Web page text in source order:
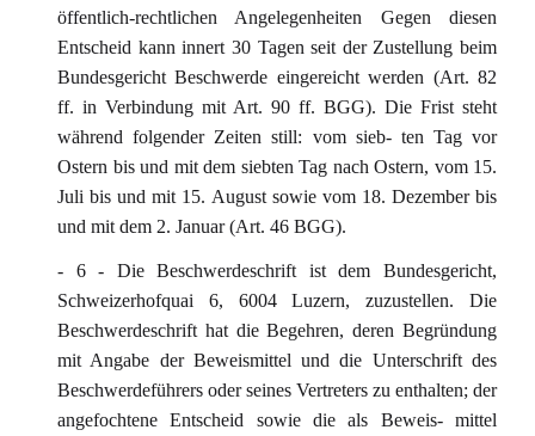
öffentlich-rechtlichen Angelegenheiten Gegen diesen
Entscheid kann innert 30 Tagen seit der Zustellung beim
Bundesgericht Beschwerde eingereicht werden (Art. 82
ff. in Verbindung mit Art. 90 ff. BGG). Die Frist steht
während folgender Zeiten still: vom sieb- ten Tag vor
Ostern bis und mit dem siebten Tag nach Ostern, vom 15.
Juli bis und mit 15. August sowie vom 18. Dezember bis
und mit dem 2. Januar (Art. 46 BGG).
- 6 - Die Beschwerdeschrift ist dem Bundesgericht,
Schweizerhofquai 6, 6004 Luzern, zuzustellen. Die
Beschwerdeschrift hat die Begehren, deren Begründung
mit Angabe der Beweismittel und die Unterschrift des
Beschwerdeführers oder seines Vertreters zu enthalten; der
angefochtene Entscheid sowie die als Beweis- mittel